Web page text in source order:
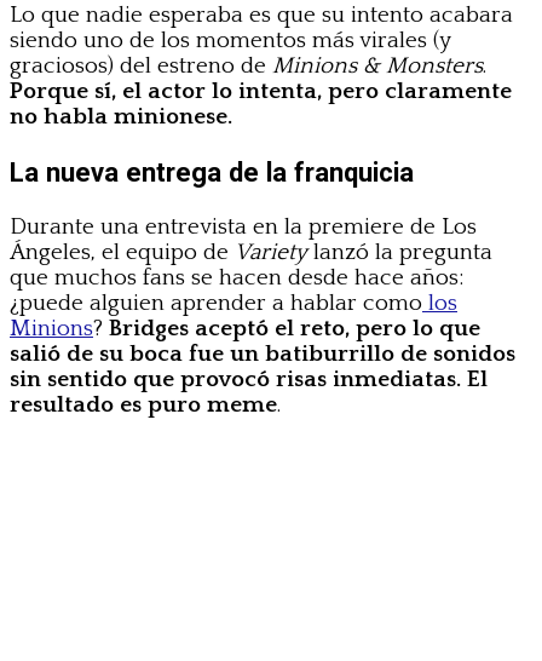
Lo que nadie esperaba es que su intento acabara
siendo uno de los momentos más virales (y
graciosos) del estreno de Minions & Monsters.
Porque sí, el actor lo intenta, pero claramente
no habla minionese.
La nueva entrega de la franquicia
Durante una entrevista en la premiere de Los
Ángeles, el equipo de Varietylanzó la pregunta
que muchos fans se hacen desde hace años:
¿puede alguien aprender a hablar como los
Minions? Bridges aceptó el reto, pero lo que
salió de su boca fue un batiburrillo de sonidos
sin sentido que provocó risas inmediatas. El
resultado es puro meme.